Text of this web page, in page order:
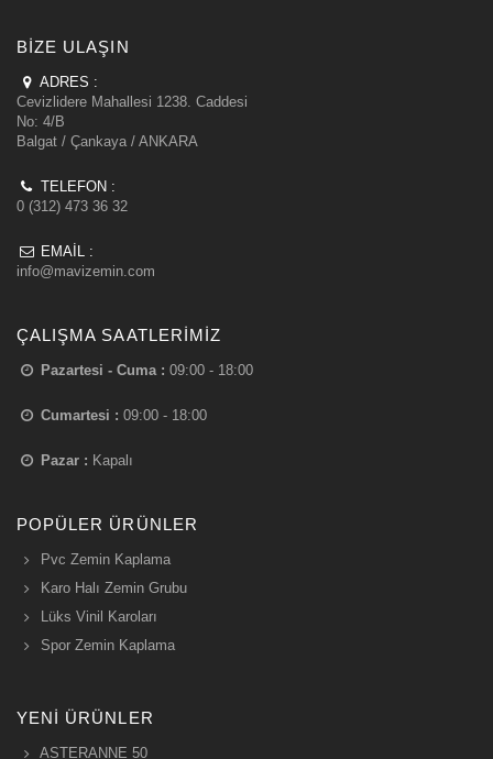
BIZE ULAŞIN
ADRES :
Cevizlidere Mahallesi 1238. Caddesi
No: 4/B
Balgat / Çankaya / ANKARA
TELEFON :
0 (312) 473 36 32
EMAIL :
info@mavizemin.com
ÇALIŞMA SAATLERIMIZ
Pazartesi - Cuma : 09:00 - 18:00
Cumartesi : 09:00 - 18:00
Pazar : Kapalı
POPÜLER ÜRÜNLER
Pvc Zemin Kaplama
Karo Halı Zemin Grubu
Lüks Vinil Karoları
Spor Zemin Kaplama
YENI ÜRÜNLER
ASTERANNE 50